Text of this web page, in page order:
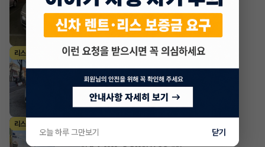
월 678,590원 X 25개월
지원금1,000,000원
조회 1,492 방금전
리스 벤츠 E클래스
월974,780원 X49개월
조회 681방금전
리스
2024년
오늘 하루 그만보기 닫기